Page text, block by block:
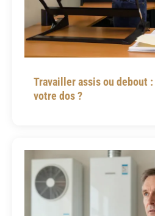
Travailler assis ou debout
votre dos ?